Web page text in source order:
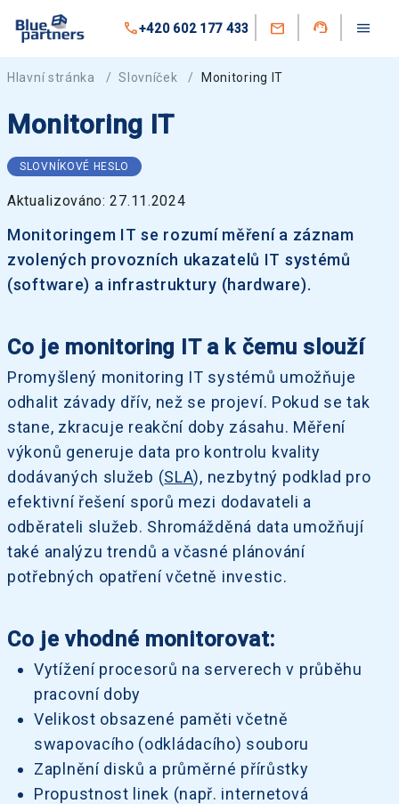
+420 602 177 433
Hlavní stránka / Slovníček / Monitoring IT
Monitoring IT
SLOVNÍKOVÉ HESLO
Aktualizováno: 27.11.2024
Monitoringem IT se rozumí měření a záznam
zvolených provozních ukazatelů IT systémů
(software) a infrastruktury (hardware).
Co je monitoring IT a k čemu slouží
Promyšlený monitoring IT systémů umožňuje
odhalit závady dřív, než se projeví. Pokud se tak
stane, zkracuje reakční doby zásahu. Měření
výkonů generuje data pro kontrolu kvality
dodávaných služeb (SLA), nezbytný podklad pro
efektivní řešení sporů mezi dodavateli a
odběrateli služeb. Shromážděná data umožňují
také analýzu trendů a včasné plánování
potřebných opatření včetně investic.
Co je vhodné monitorovat:
Vytížení procesorů na serverech v průběhu
pracovní doby
Velikost obsazené paměti včetně
swapovacího (odkládacího) souboru
Zaplnění disků a průměrné přírůstky
Propustnost linek (např. internetová